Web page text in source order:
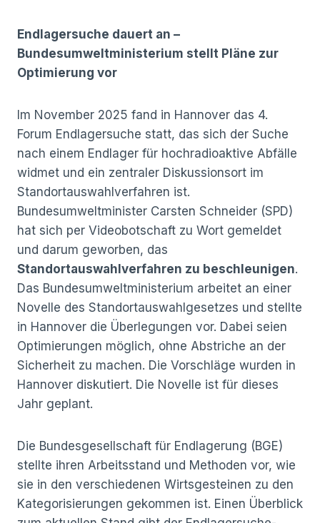
Endlagersuche dauert an –
Bundesumweltministerium stellt Pläne zur
Optimierung vor
Im November 2025 fand in Hannover das 4.
Forum Endlagersuche statt, das sich der Suche
nach einem Endlager für hochradioaktive Abfälle
widmet und ein zentraler Diskussionsort im
Standortauswahlverfahren ist.
Bundesumweltminister Carsten Schneider (SPD)
hat sich per Videobotschaft zu Wort gemeldet
und darum geworben, das
Standortauswahlverfahren zu beschleunigen.
Das Bundesumweltministerium arbeitet an einer
Novelle des Standortauswahlgesetzes und stellte
in Hannover die Überlegungen vor. Dabei seien
Optimierungen möglich, ohne Abstriche an der
Sicherheit zu machen. Die Vorschläge wurden in
Hannover diskutiert. Die Novelle ist für dieses
Jahr geplant.
Die Bundesgesellschaft für Endlagerung (BGE)
stellte ihren Arbeitsstand und Methoden vor, wie
sie in den verschiedenen Wirtsgesteinen zu den
Kategorisierungen gekommen ist. Einen Überblick